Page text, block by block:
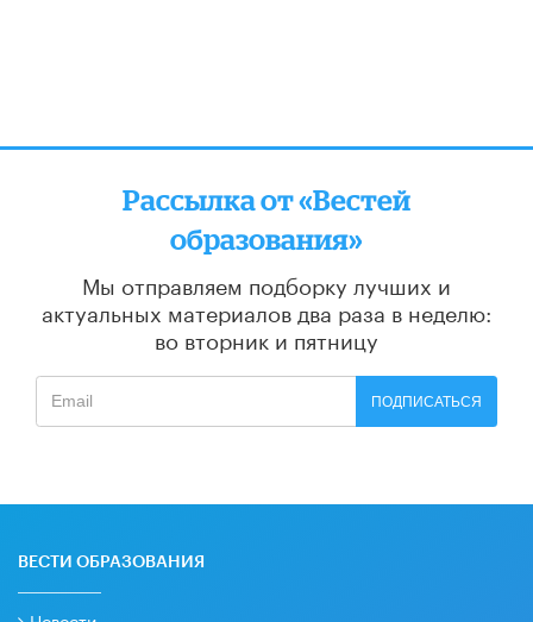
Рассылка от «Вестей
образования»
Мы отправляем подборку лучших и
актуальных материалов два раза в неделю:
во вторник и пятницу
ПОДПИСАТЬСЯ
ВЕСТИ ОБРАЗОВАНИЯ